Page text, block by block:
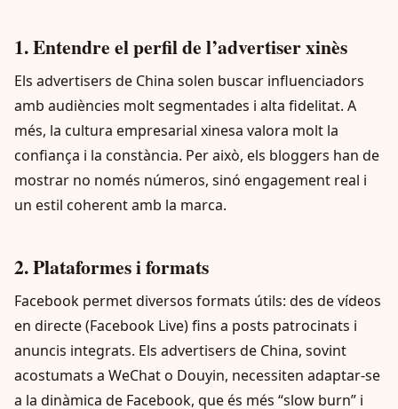
1. Entendre el perfil de l’advertiser xinès
Els advertisers de China solen buscar influenciadors
amb audiències molt segmentades i alta fidelitat. A
més, la cultura empresarial xinesa valora molt la
confiança i la constància. Per això, els bloggers han de
mostrar no només números, sinó engagement real i
un estil coherent amb la marca.
2. Plataformes i formats
Facebook permet diversos formats útils: des de vídeos
en directe (Facebook Live) fins a posts patrocinats i
anuncis integrats. Els advertisers de China, sovint
acostumats a WeChat o Douyin, necessiten adaptar-se
a la dinàmica de Facebook, que és més “slow burn” i